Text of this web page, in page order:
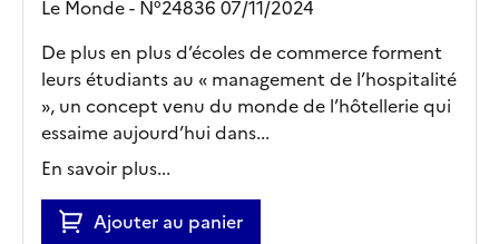
Le Monde - N°24836 07/11/2024
De plus en plus d’écoles de commerce forment
leurs étudiants au « management de l’hospitalité
», un concept venu du monde de l’hôtellerie qui
essaime aujourd’hui dans...
En savoir plus...
Ajouter au panier